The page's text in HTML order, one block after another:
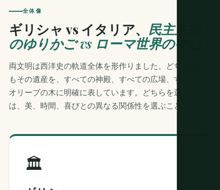
全体像
ギリシャ vs イタリア、 民主主義
のゆりかご vs ローマ世界の中心
両文明は西洋史の軌道全体を形作りました。どちらの国
もその遺産を、すべての神殿、すべての広場、すべての
オリーブの木に明確に表しています。どちらを選ぶか
は、美、時間、喜びとの異なる関係性を選ぶことです。
🏛️